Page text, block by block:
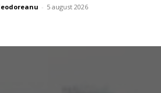
- 5 august 2026